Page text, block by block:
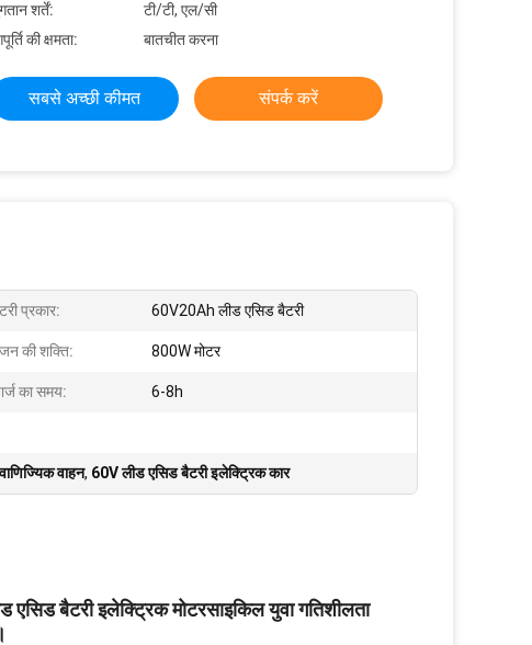
शर्तें:
टी/टी, एल/सी
की क्षमता:
बातचीत करना
सबसे अच्छी कीमत संपर्क करें
प्रकार: 60V20Ah लीड एसिड बैटरी
की शक्ति: 800W मोटर
का समय: 6-8h
वाहन, 60V लीड एसिड बैटरी इलेक्ट्रिक कार
बैटरी इलेक्ट्रिक मोटरसाइकिल युवा गतिशीलता